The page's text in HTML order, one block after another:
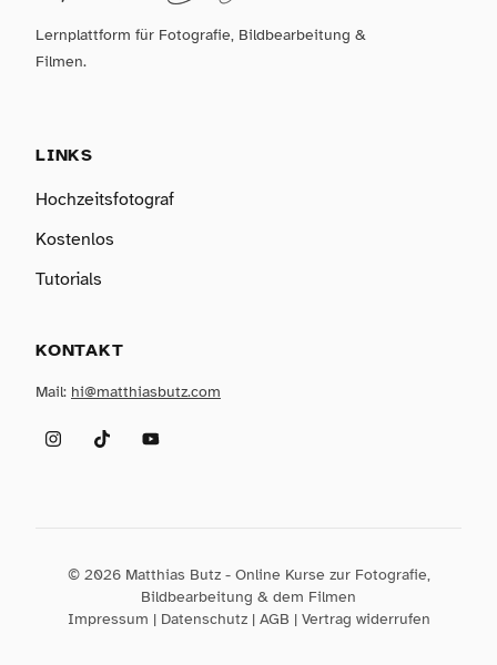
Lernplattform für Fotografie, Bildbearbeitung &
Filmen.
LINKS
Hochzeitsfotograf
Kostenlos
Tutorials
KONTAKT
Mail: hi@matthiasbutz.com
InstagramTikTokYouTube
© 2026 Matthias Butz - Online Kurse zur Fotografie,
Bildbearbeitung & dem Filmen
Impressum | Datenschutz| AGB | Vertrag widerrufen